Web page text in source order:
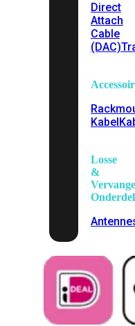
Direct
Attach
Cable
(DAC)
Kabel
Losse
&